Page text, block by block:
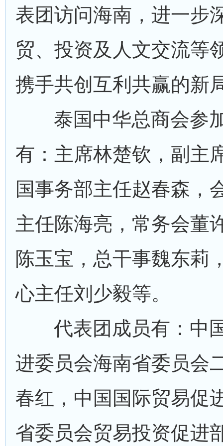
表团访问海南，进一步
贸、投资及人文交流等
携手共创互利共赢的新
泰国中华总商会参
有：主席林楚钦，副主
国事务部主任赵春森，
主任陈海亮，常务会董
陈玉宝，总干事魏东莉
心主任刘少毅等。
代表团成员有：中
进委员会海南省委员会
春红，中国国际贸易促
省委员会贸易投资促进